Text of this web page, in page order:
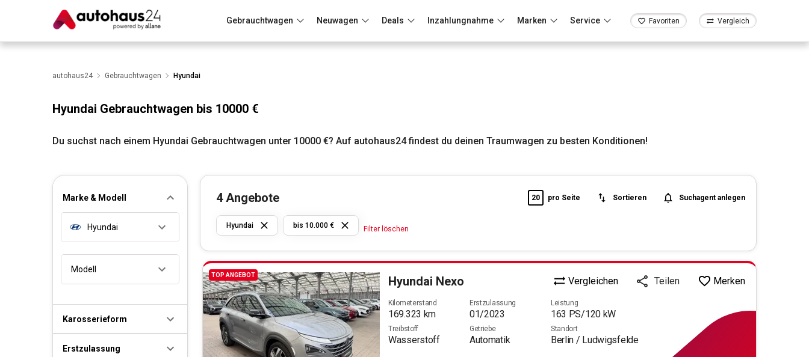
Gebrauchtwagen Neuwagen Deals Inzahlungnahme Marken Service Favoriten Vergleich
Wir bewerten dein AutoRund um die Inzahlungnahme
autohaus24 Gebrauchtwagen Hyundai
Hyundai Gebrauchtwagen bis 10000 €
Du suchst nach einem Hyundai Gebrauchtwagen unter 10000 €? Auf autohaus24 findest du deinen Traumwagen zu besten Konditionen!
Marke & Modell
Hyundai
Modell
Karosserieform
Erstzulassung
4 Angebote
Filter löschen
20 pro Seite Sortieren Suchagent anlegen
Hyundai bis 10.000 € Filter löschen
TOP ANGEBOT Hyundai Nexo Vergleichen Teilen Merken
Kilometerstand
169.323 km
Erstzulassung
01/2023
Leistung
163 PS/120 kW
Treibstoff
Wasserstoff
Getriebe
Automatik
Standort
Berlin / Ludwigsfelde